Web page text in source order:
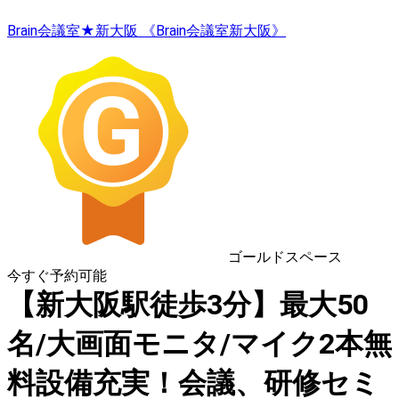
Brain会議室★新大阪 《Brain会議室新大阪》
ゴールドスペース
今すぐ予約可能
【新大阪駅徒歩3分】最大50
名/大画面モニタ/マイク2本無
料設備充実！会議、研修セミ